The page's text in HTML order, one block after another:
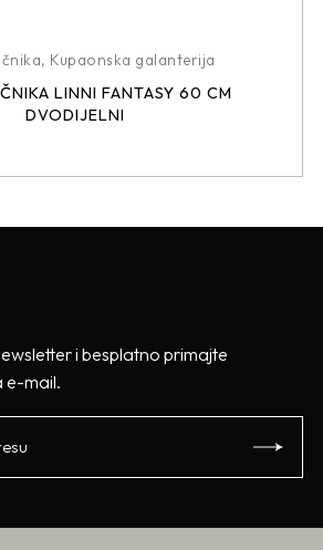
, Kupaonska galanterija
LINNI FANTASY 60 CM
DVODIJELNI
i besplatno primajte
e-mail.